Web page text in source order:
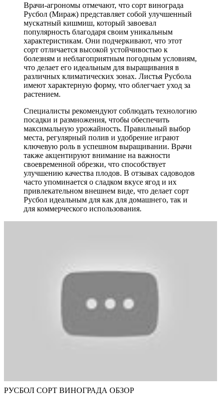
Врачи-агрономы отмечают, что сорт винограда
Русбол (Мираж) представляет собой улучшенный
мускатный кишмиш, который завоевал
популярность благодаря своим уникальным
характеристикам. Они подчеркивают, что этот
сорт отличается высокой устойчивостью к
болезням и неблагоприятным погодным условиям,
что делает его идеальным для выращивания в
различных климатических зонах. Листья Русбола
имеют характерную форму, что облегчает уход за
растением.
Специалисты рекомендуют соблюдать технологию
посадки и размножения, чтобы обеспечить
максимальную урожайность. Правильный выбор
места, регулярный полив и удобрение играют
ключевую роль в успешном выращивании. Врачи
также акцентируют внимание на важности
своевременной обрезки, что способствует
улучшению качества плодов. В отзывах садоводов
часто упоминается о сладком вкусе ягод и их
привлекательном внешнем виде, что делает сорт
Русбол идеальным для как для домашнего, так и
для коммерческого использования.
РУСБОЛ СОРТ ВИНОГРАДА ОБЗОР